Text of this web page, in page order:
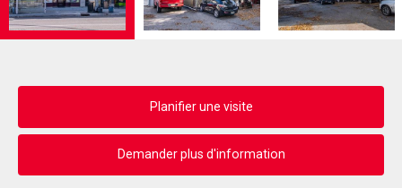
Planifier une visite
Demander plus d'information